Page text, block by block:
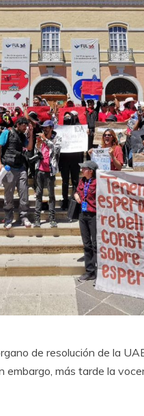
de resolución de la
embargo, más tarde la